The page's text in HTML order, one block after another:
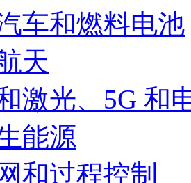
车和燃料电池
天
激光、5G 和
能源
和过程控制